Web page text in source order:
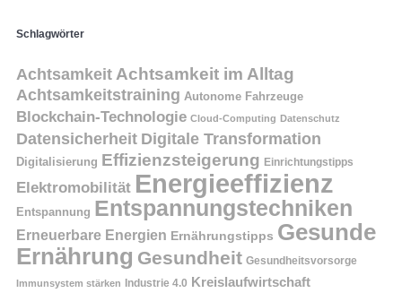
Schlagwörter
Achtsamkeit Achtsamkeit im Alltag
Achtsamkeitstraining Autonome Fahrzeuge
Blockchain-Technologie Cloud-Computing Datenschutz
Datensicherheit Digitale Transformation
Digitalisierung Effizienzsteigerung Einrichtungstipps
Elektromobilität Energieeffizienz
Entspannung Entspannungstechniken
Erneuerbare Energien Ernährungstipps Gesunde
Ernährung Gesundheit Gesundheitsvorsorge
Immunsystem stärken Industrie 4.0 Kreislaufwirtschaft